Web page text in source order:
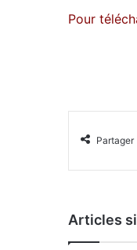
Pour
Partager
Articles